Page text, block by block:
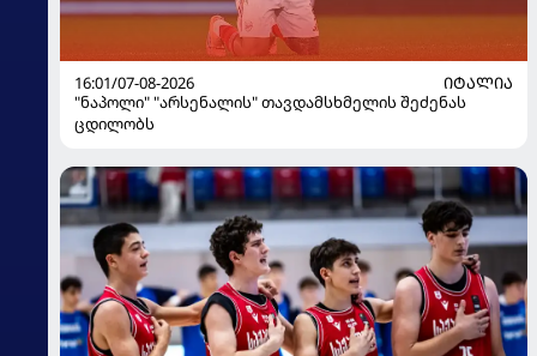
16:01/07-08-2026
ᲘᲢᲐᲚᲘᲐ
"ნაპოლი" "არსენალის" თავდამსხმელის შეძენას
ცდილობს